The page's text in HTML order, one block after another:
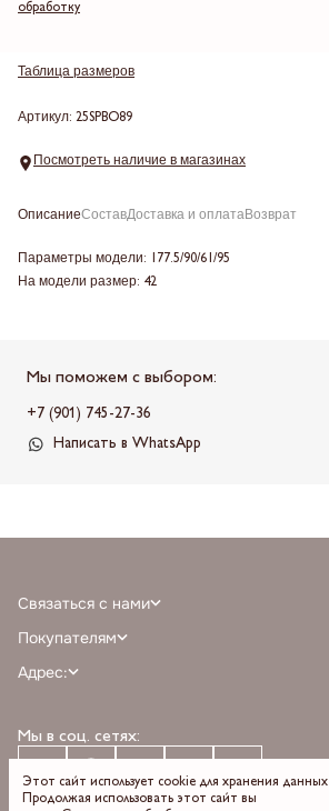
обработку
Таблица размеров
Артикул: 25SPBO89
Посмотреть наличие в магазинах
ОписаниеСоставДоставка и оплатаВозврат
Параметры модели: 177.5/90/61/95
На модели размер: 42
Мы поможем с выбором:
+7 (901) 745-27-36
Написать в WhatsApp
Мы в соц. сетях:
Связаться с нами
+7 (968) 388-77-75
Написать в MAX
Покупателям
Личный кабинет
О бренде
Оплата
Доставка
Адрес:
Время работы: пн-вс 10:00 — 22:00
Этот сайт использует cookie для хранения данных
Продолжая использовать этот сайт вы